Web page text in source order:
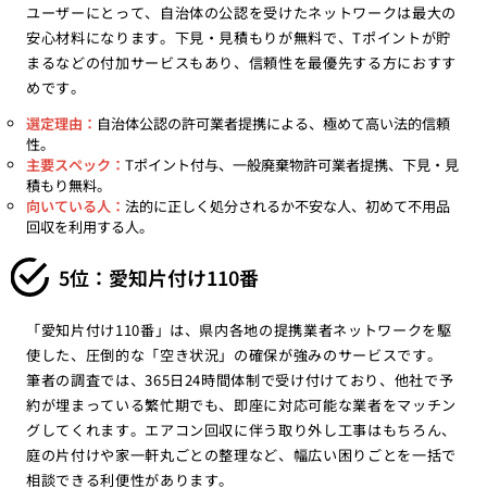
ユーザーにとって、自治体の公認を受けたネットワークは最大の
安心材料になります。下見・見積もりが無料で、Tポイントが貯
まるなどの付加サービスもあり、信頼性を最優先する方におすす
めです。
選定理由： 自治体公認の許可業者提携による、極めて高い法的信頼
性。
主要スペック： Tポイント付与、一般廃棄物許可業者提携、下見・見
積もり無料。
向いている人： 法的に正しく処分されるか不安な人、初めて不用品
回収を利用する人。
5位：愛知片付け110番
「愛知片付け110番」は、県内各地の提携業者ネットワークを駆
使した、圧倒的な「空き状況」の確保が強みのサービスです。
筆者の調査では、365日24時間体制で受け付けており、他社で予
約が埋まっている繁忙期でも、即座に対応可能な業者をマッチン
グしてくれます。エアコン回収に伴う取り外し工事はもちろん、
庭の片付けや家一軒丸ごとの整理など、幅広い困りごとを一括で
相談できる利便性があります。